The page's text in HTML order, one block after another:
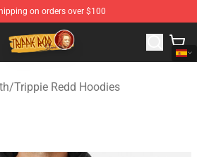
on orders over $100
- Official Trippie Redd Merchandise
/Trippie Redd Hoodies